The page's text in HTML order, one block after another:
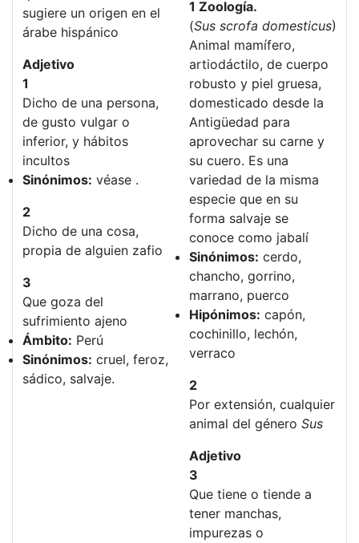
sugiere un origen en el
árabe hispánico
Adjetivo
1
Dicho de una persona,
de gusto vulgar o
inferior, y hábitos
incultos
Sinónimos: véase .
2
Dicho de una cosa,
propia de alguien zafio
3
Que goza del
sufrimiento ajeno
Ámbito: Perú
Sinónimos: cruel, feroz,
sádico, salvaje.
1 Zoología.
(Sus scrofa domesticus)
Animal mamífero,
artiodáctilo, de cuerpo
robusto y piel gruesa,
domesticado desde la
Antigüedad para
aprovechar su carne y
su cuero. Es una
variedad de la misma
especie que en su
forma salvaje se
conoce como jabalí
Sinónimos: cerdo,
chancho, gorrino,
marrano, puerco
Hipónimos: capón,
cochinillo, lechón,
verraco
2
Por extensión, cualquier
animal del género Sus
Adjetivo
3
Que tiene o tiende a
tener manchas,
impurezas o